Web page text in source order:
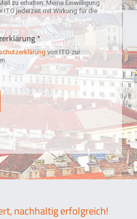
zu erhalten. Meine Einwilligung
ITO jederzeit mit Wirkung für die
*
von ITO zur
nachhaltig erfolgreich!